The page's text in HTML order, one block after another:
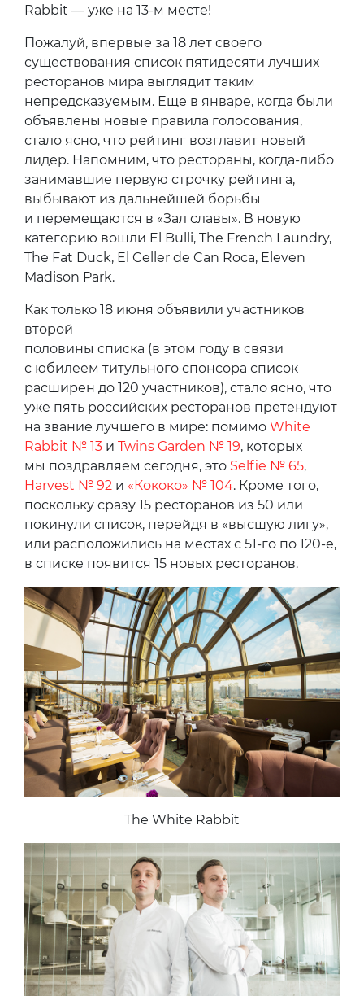
Rabbit — уже на 13-м месте!
Пожалуй, впервые за 18 лет своего
существования список пятидесяти лучших
ресторанов мира выглядит таким
непредсказуемым. Еще в январе, когда были
объявлены новые правила голосования,
стало ясно, что рейтинг возглавит новый
лидер. Напомним, что рестораны, когда-либо
занимавшие первую строчку рейтинга,
выбывают из дальнейшей борьбы
и перемещаются в «Зал славы». В новую
категорию вошли El Bulli, The French Laundry,
The Fat Duck, El Celler de Can Roca, Eleven
Madison Park.
Как только 18 июня объявили участников
второй
половины списка (в этом году в связи
с юбилеем титульного спонсора список
расширен до 120 участников), стало ясно, что
уже пять российских ресторанов претендуют
на звание лучшего в мире: помимо White
Rabbit № 13 и Twins Garden № 19, которых
мы поздравляем сегодня, это Selfie № 65,
Harvest № 92 и «Кококо» № 104. Кроме того,
поскольку сразу 15 ресторанов из 50 или
покинули список, перейдя в «высшую лигу»,
или расположились на местах с 51-го по 120-е,
в списке появится 15 новых ресторанов.
The White Rabbit